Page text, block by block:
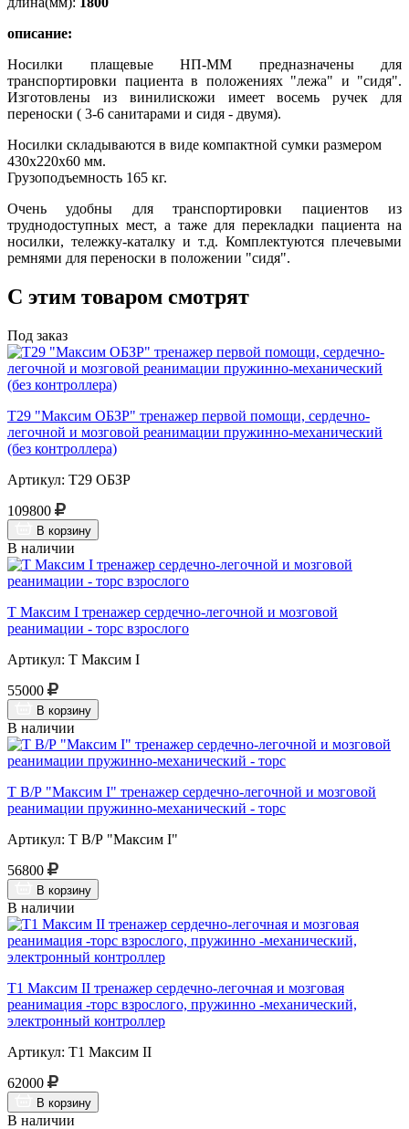
описание:
Носилки плащевые НП-ММ предназначены для
транспортировки пациента в положениях "лежа" и "сидя".
Изготовлены из винилискожи имеет восемь ручек для
переноски ( 3-6 санитарами и сидя - двумя).
Носилки складываются в виде компактной сумки размером
430х220х60 мм.
Грузоподъемность 165 кг.
Очень удобны для транспортировки пациентов из
труднодоступных мест, а таже для перекладки пациента на
носилки, тележку-каталку и т.д. Комплектуются плечевыми
ремнями для переноски в положении "сидя".
С этим товаром смотрят
Под заказ
Т29 "Максим ОБЗР" тренажер первой помощи, сердечно-
легочной и мозговой реанимации пружинно-механический
(без контроллера)
Артикул: Т29 ОБЗР
109800
В корзину
В наличии
Т Максим I тренажер сердечно-легочной и мозговой
реанимации - торс взрослого
Артикул: Т Максим I
55000
В корзину
В наличии
Т В/Р "Максим I" тренажер сердечно-легочной и мозговой
реанимации пружинно-механический - торс
Артикул: Т В/Р "Максим I"
56800
В корзину
В наличии
Т1 Максим II тренажер сердечно-легочная и мозговая
реанимация -торс взрослого, пружинно -механический,
электронный контроллер
Артикул: Т1 Максим II
62000
В корзину
В наличии